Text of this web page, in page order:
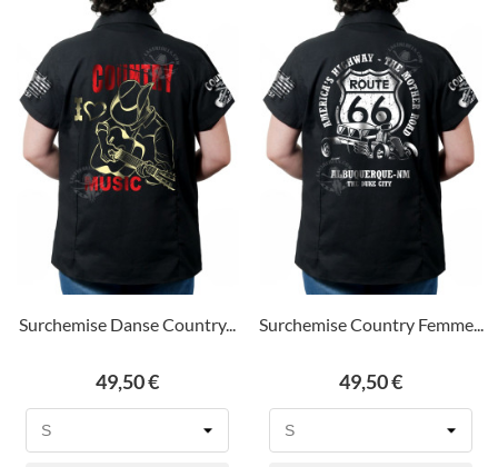
Surchemise Danse Country...
Prix
49,50 €
Surchemise Country Femme...
Prix
49,50 €